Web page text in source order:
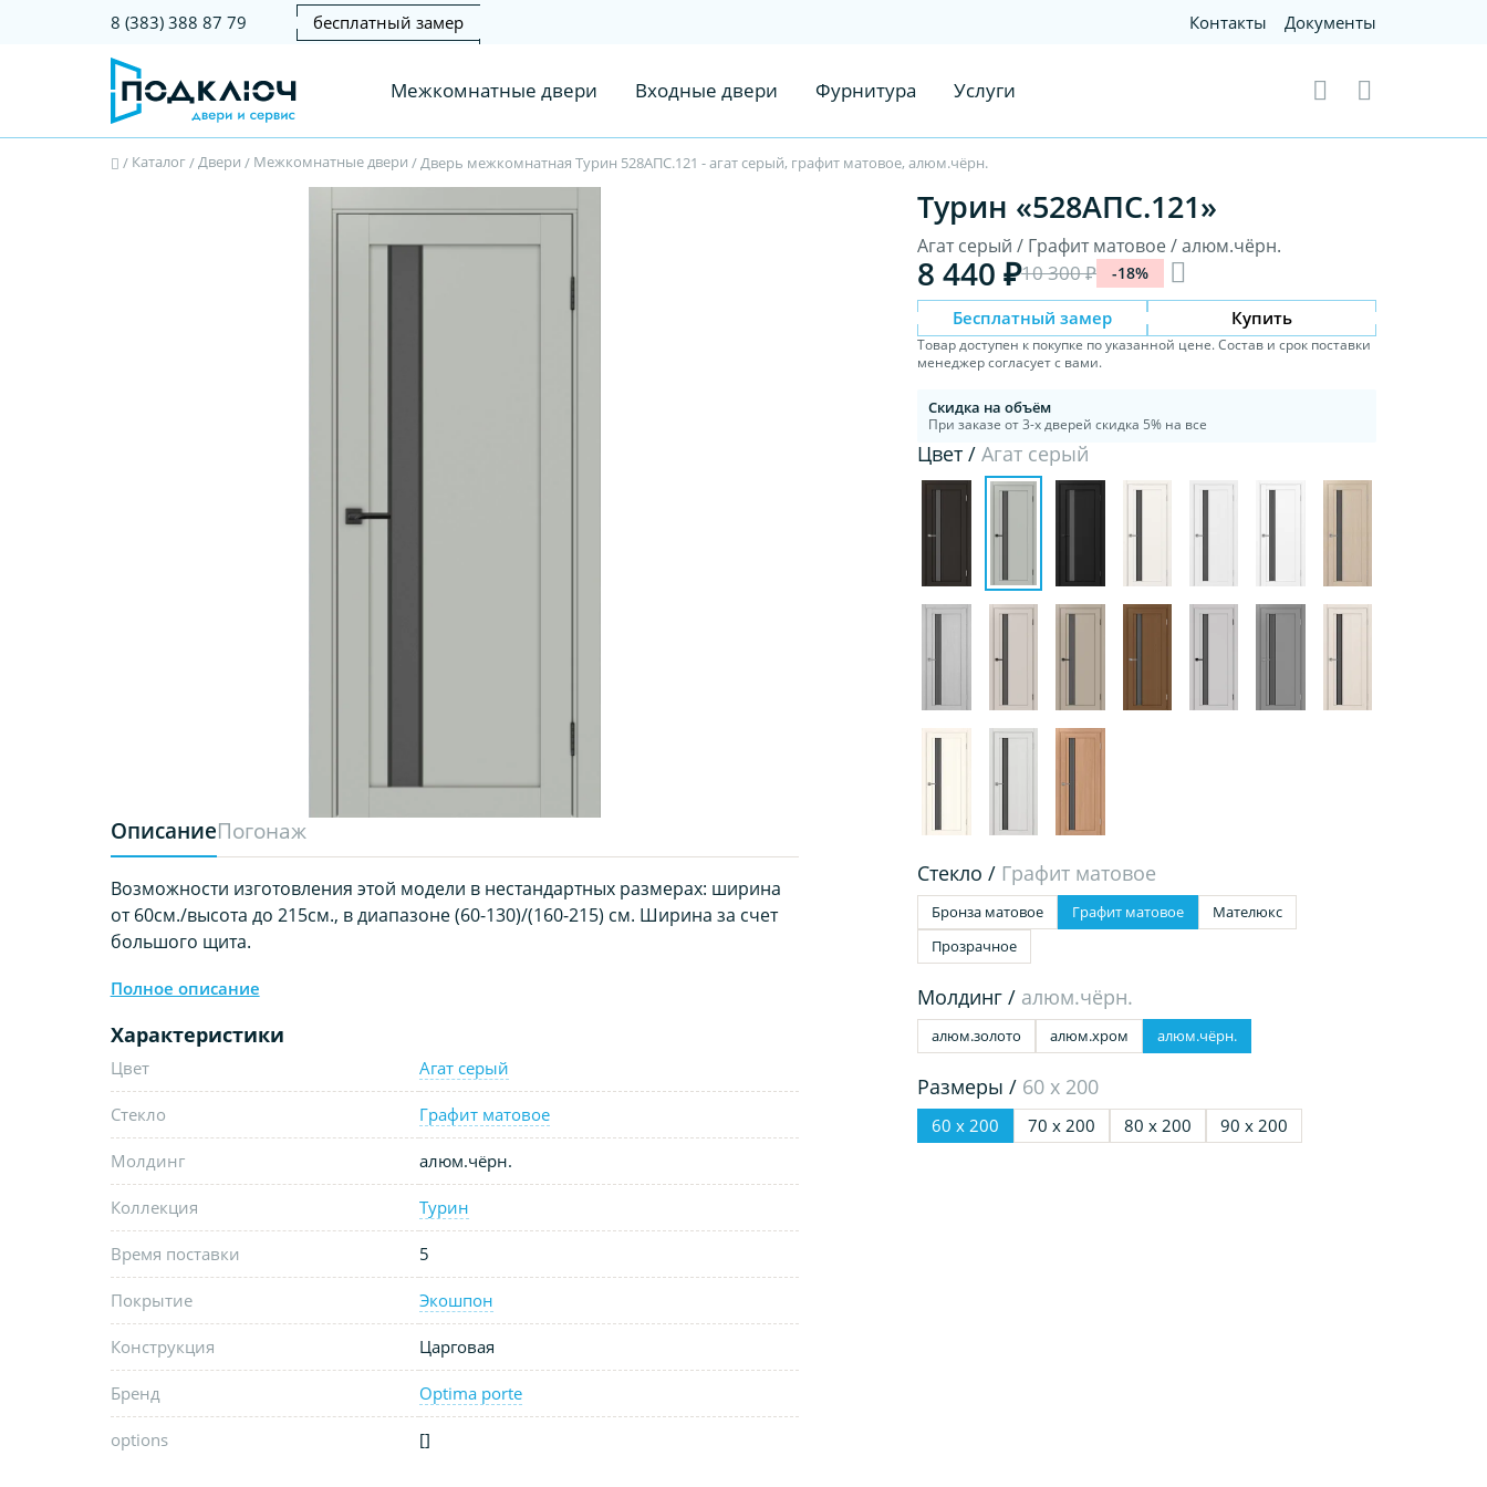
8 (383) 388 87 79 бесплатный замер Контакты Документы
Межкомнатные двери Входные двери Фурнитура Услуги
/ Каталог/Двери / Межкомнатные двери /Дверь межкомнатная Турин 528AПС.121 - агат серый, графит матовое, алюм.чёрн.
ОписаниеПогонаж
Возможности изготовления этой модели в нестандартных размерах: ширина
от 60см./высота до 215см., в диапазоне (60-130)/(160-215) см. Ширина за счет
большого щита.
Полное описание
Характеристики
Цвет Агат серый
Стекло Графит матовое
Молдинг алюм.чёрн.
Коллекция Турин
Время поставки 5
Покрытие Экошпон
Конструкция Царговая
Бренд Optima porte
options []
Турин «528AПС.121»
Агат серый / Графит матовое / алюм.чёрн.
8 440 ₽10 300 ₽ -18%
Бесплатный замер Купить
Товар доступен к покупке по указанной цене. Состав и срок поставки
менеджер согласует с вами.
Скидка на объём
При заказе от 3-х дверей скидка 5% на все
Цвет /Агат серый
Стекло / Графит матовое
Бронза матовое Графит матовое
Мателюкс
Прозрачное
Молдинг / алюм.чёрн.
алюм.золото алюм.хром алюм.чёрн.
Размеры / 60 х 200
60 х 200 70 х 200 80 х 200 90 х 200